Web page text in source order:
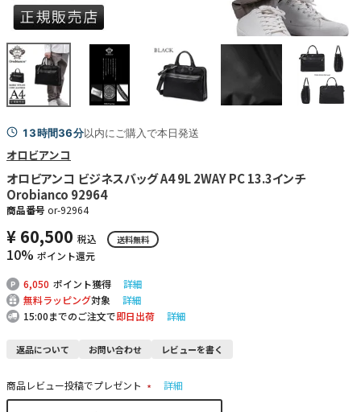
13時間36分以内にご購入で本日発送
オロビアンコ
オロビアンコ ビジネスバッグ A4 9L 2WAY PC 13.3インチ
Orobianco 92964
商品番号 or-92964
¥ 60,500 税込 送料無料
10% ポイント還元
6,050 ポイント獲得
詳細
無料ラッピング対象
詳細
15:00までのご注文で即日出荷 詳細
返品について お問い合わせ レビューを書く
商品レビュー投稿でプレゼント
(
詳細